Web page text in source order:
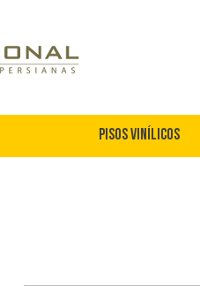
Pisos Vinílicos